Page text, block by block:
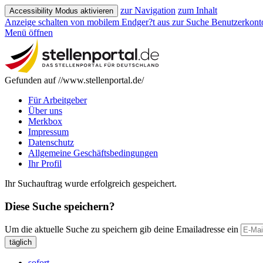
Accessibility Modus aktivieren zur Navigation zum Inhalt
Anzeige schalten von mobilem Endger?t aus zur Suche
Menü öffnen
Gefunden auf //www.stellenportal.de/
Für Arbeitgeber
Über uns
Merkbox
Impressum
Datenschutz
Allgemeine Geschäftsbedingungen
Ihr Profil
Ihr Suchauftrag wurde erfolgreich gespeichert.
Diese Suche speichern?
Um die aktuelle Suche zu speichern gib deine Emailadresse ein
täglich